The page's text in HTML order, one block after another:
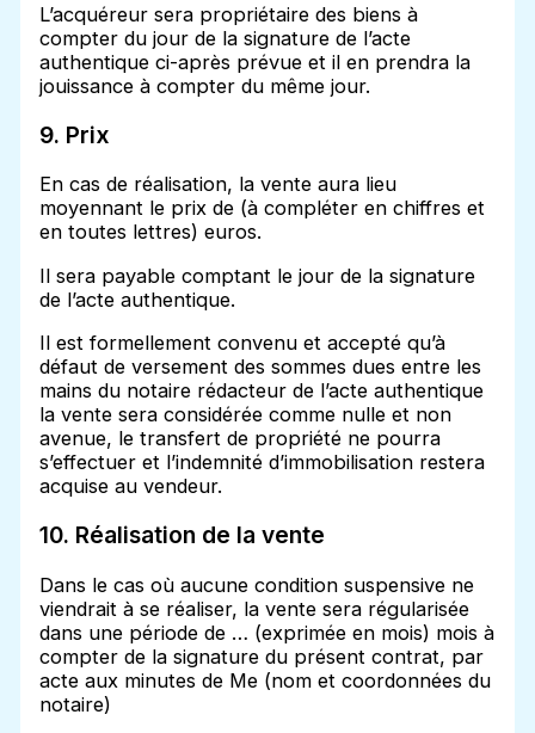
L’acquéreur sera propriétaire des biens à
compter du jour de la signature de l’acte
authentique ci-après prévue et il en prendra la
jouissance à compter du même jour.
9. Prix
En cas de réalisation, la vente aura lieu
moyennant le prix de (à compléter en chiffres et
en toutes lettres) euros.
Il sera payable comptant le jour de la signature
de l’acte authentique.
Il est formellement convenu et accepté qu’à
défaut de versement des sommes dues entre les
mains du notaire rédacteur de l’acte authentique
la vente sera considérée comme nulle et non
avenue, le transfert de propriété ne pourra
s’effectuer et l’indemnité d’immobilisation restera
acquise au vendeur.
10. Réalisation de la vente
Dans le cas où aucune condition suspensive ne
viendrait à se réaliser, la vente sera régularisée
dans une période de … (exprimée en mois) mois à
compter de la signature du présent contrat, par
acte aux minutes de Me (nom et coordonnées du
notaire)